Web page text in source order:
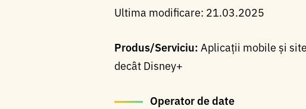
Ultima modificare: 21.03.2025
Produs/Serviciu:Aplicații mobile și
decât Disney+
Operator de date